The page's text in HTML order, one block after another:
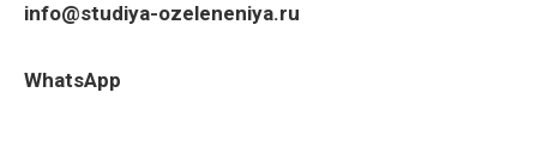
info@studiya-ozeleneniya.ru
WhatsApp